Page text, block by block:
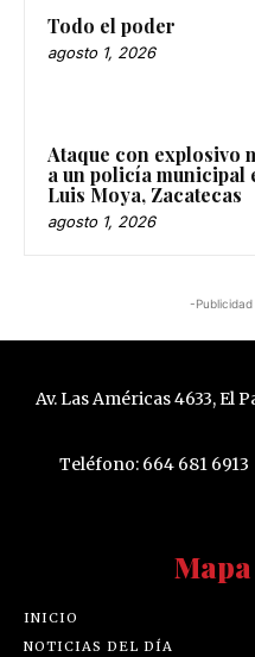
Todo el poder
agosto 1, 2026
Ataque con explosivo
a un policía municipal
Luis Moya, Zacatecas
agosto 1, 2026
-Publicidad
Av. Las Américas 4633, El
Teléfono: 664 681 6913
INICIO
NOTICIAS DEL DÍA